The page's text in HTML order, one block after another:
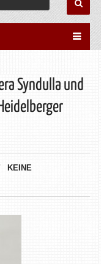
Syndulla und
KEINE